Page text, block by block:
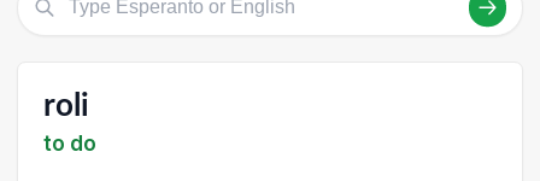
roli
to do